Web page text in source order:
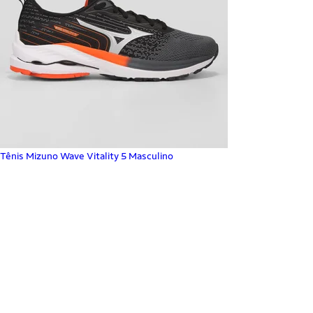
Tênis Mizuno Wave Vitality 5 Masculino